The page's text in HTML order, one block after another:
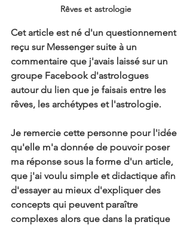
Rêves et astrologie
Cet article est né d'un questionnement
reçu sur Messenger suite à un
commentaire que j'avais laissé sur un
groupe Facebook d'astrologues
autour du lien que je faisais entre les
rêves, les archétypes et l'astrologie.
Je remercie cette personne pour l'idée
qu'elle m'a donnée de pouvoir poser
ma réponse sous la forme d'un article,
que j'ai voulu simple et didactique afin
d'essayer au mieux d'expliquer des
concepts qui peuvent paraître
complexes alors que dans la pratique